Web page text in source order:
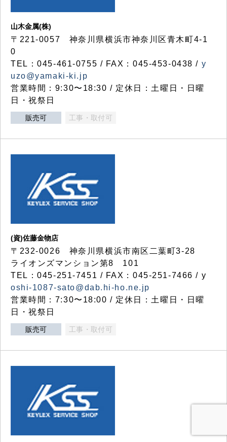
山木金属(株)
〒221-0057 神奈川県横浜市神奈川区青木町4-1
0
TEL：045-461-0755 / FAX：045-453-0438 / y
uzo@yamaki-ki.jp
営業時間：9:30〜18:30 / 定休日：土曜日・日曜
日・祝祭日
販売可 工事・取付可
(資)佐藤金物店
〒232-0026 神奈川県横浜市南区二葉町3-28
ライオンズマンション第8 101
TEL：045-251-7451 / FAX：045-251-7466 / y
oshi-1087-sato@dab.hi-ho.ne.jp
営業時間：7:30〜18:00 / 定休日：土曜日・日曜
日・祝祭日
販売可 工事・取付可